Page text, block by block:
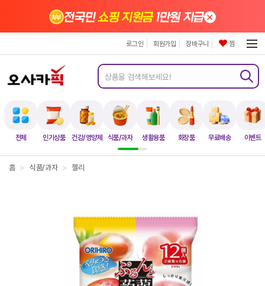
전체 인기상품 건강/영양제 식품/과자 생활용품 화장품 무료배송 이벤트
전국민쇼핑 지원금1만원 지급×
로그인 회원가입 장바구니 찜
홈 > 식품/과자 > 젤리